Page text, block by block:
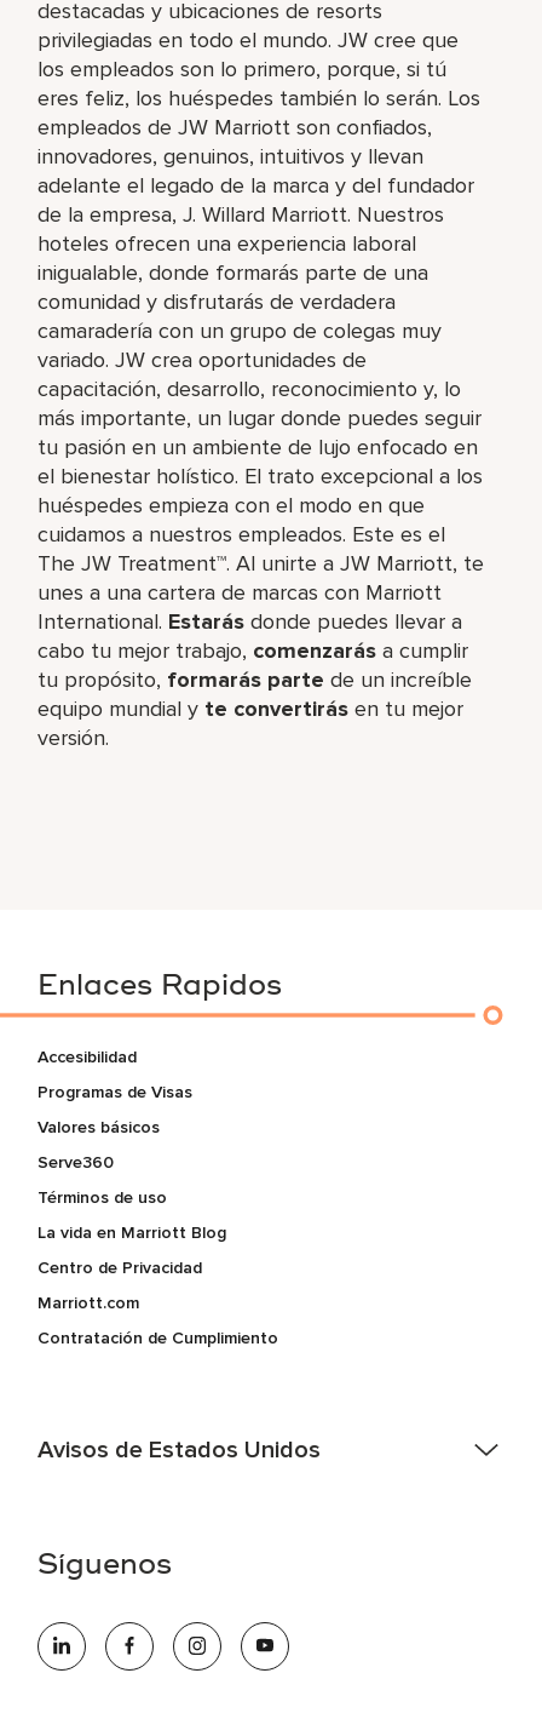
destacadas y ubicaciones de resorts
privilegiadas en todo el mundo. JW cree que
los empleados son lo primero, porque, si tú
eres feliz, los huéspedes también lo serán. Los
empleados de JW Marriott son confiados,
innovadores, genuinos, intuitivos y llevan
adelante el legado de la marca y del fundador
de la empresa, J. Willard Marriott. Nuestros
hoteles ofrecen una experiencia laboral
inigualable, donde formarás parte de una
comunidad y disfrutarás de verdadera
camaradería con un grupo de colegas muy
variado. JW crea oportunidades de
capacitación, desarrollo, reconocimiento y, lo
más importante, un lugar donde puedes seguir
tu pasión en un ambiente de lujo enfocado en
el bienestar holístico. El trato excepcional a los
huéspedes empieza con el modo en que
cuidamos a nuestros empleados. Este es el
The JW Treatment™. Al unirte a JW Marriott, te
unes a una cartera de marcas con Marriott
International. Estarás donde puedes llevar a
cabo tu mejor trabajo,​ comenzarás a cumplir
tu propósito, formarás parte de un increíble​
equipo mundial y te convertirás en tu mejor
versión.
Enlaces Rapidos
Accesibilidad
Programas de Visas
Valores básicos
Serve360
Términos de uso
La vida en Marriott Blog
Centro de Privacidad
Marriott.com
Contratación de Cumplimiento
Avisos de Estados Unidos
electrónico hqaffirmativeaction@marriott.com
oportunidades que se compromete a contratar una fuerza
de trabajo diversa y a mantener una cultura inclusiva.
Síguenos